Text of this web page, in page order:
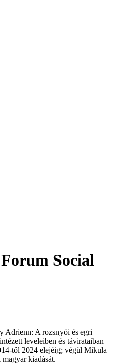
Social
Adrienn: A rozsnyói és egri
leveleiben és távirataiban
től 2024 elejéig; végül Mikula
kiadását.